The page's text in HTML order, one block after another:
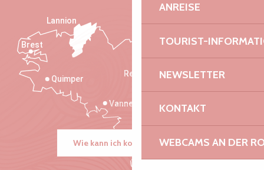
ANREISE
TOURIST-
NEWSLETTER
KONTAKT
WEBCAMS AN DER
Rennes
Vannes
Quimper
Lannion
Brest
Wie kann ich kommen?